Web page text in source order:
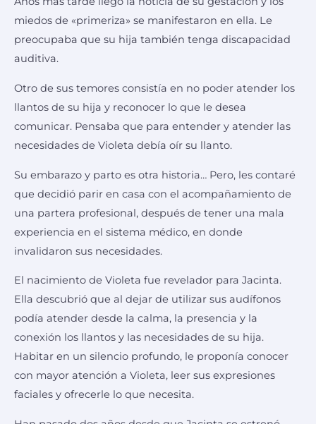
miedos de «primeriza» se manifestaron en ella. Le
preocupaba que su hija también tenga discapacidad
auditiva.
Otro de sus temores consistía en no poder atender los
llantos de su hija y reconocer lo que le desea
comunicar. Pensaba que para entender y atender las
necesidades de Violeta debía oír su llanto.
Su embarazo y parto es otra historia… Pero, les contaré
que decidió parir en casa con el acompañamiento de
una partera profesional, después de tener una mala
experiencia en el sistema médico, en donde
invalidaron sus necesidades.
El nacimiento de Violeta fue revelador para Jacinta.
Ella descubrió que al dejar de utilizar sus audífonos
podía atender desde la calma, la presencia y la
conexión los llantos y las necesidades de su hija.
Habitar en un silencio profundo, le proponía conocer
con mayor atención a Violeta, leer sus expresiones
faciales y ofrecerle lo que necesita.